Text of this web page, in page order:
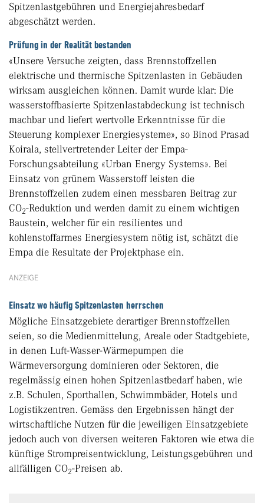
Spitzenlastgebühren und Energiejahresbedarf
abgeschätzt werden.
Prüfung in der Realität bestanden
«Unsere Versuche zeigten, dass Brennstoffzellen
elektrische und thermische Spitzenlasten in Gebäuden
wirksam ausgleichen können. Damit wurde klar: Die
wasserstoffbasierte Spitzenlastabdeckung ist technisch
machbar und liefert wertvolle Erkenntnisse für die
Steuerung komplexer Energiesysteme», so Binod Prasad
Koirala, stellvertretender Leiter der Empa-
Forschungsabteilung «Urban Energy Systems». Bei
Einsatz von grünem Wasserstoff leisten die
Brennstoffzellen zudem einen messbaren Beitrag zur
CO2-Reduktion und werden damit zu einem wichtigen
Baustein, welcher für ein resilientes und
kohlenstoffarmes Energiesystem nötig ist, schätzt die
Empa die Resultate der Projektphase ein.
ANZEIGE
Einsatz wo häufig Spitzenlasten herrschen
Mögliche Einsatzgebiete derartiger Brennstoffzellen
seien, so die Medienmittelung, Areale oder Stadtgebiete,
in denen Luft-Wasser-Wärmepumpen die
Wärmeversorgung dominieren oder Sektoren, die
regelmässig einen hohen Spitzenlastbedarf haben, wie
z.B. Schulen, Sporthallen, Schwimmbäder, Hotels und
Logistikzentren. Gemäss den Ergebnissen hängt der
wirtschaftliche Nutzen für die jeweiligen Einsatzgebiete
jedoch auch von diversen weiteren Faktoren wie etwa die
künftige Strompreisentwicklung, Leistungsgebühren und
allfälligen CO2-Preisen ab.